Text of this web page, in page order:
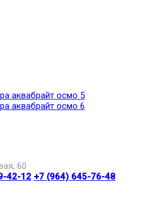
аквабрайт осмо 5
аквабрайт осмо 6
60
42-12 +7 (964) 645-76-48